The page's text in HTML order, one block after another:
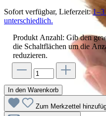
Sofort verfügbar, Lieferzeit:
unterschiedlich.
Produkt Anzahl: Gib den
die Schaltflächen um die
reduzieren.
In den Warenkorb
Zum Merkzettel